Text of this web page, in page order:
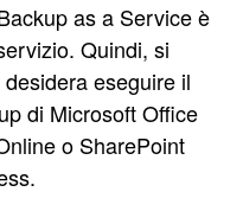
as a Service è
Quindi, si
eseguire il
di Microsoft Office
o SharePoint